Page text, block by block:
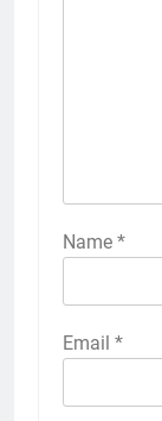
Name *
Email *